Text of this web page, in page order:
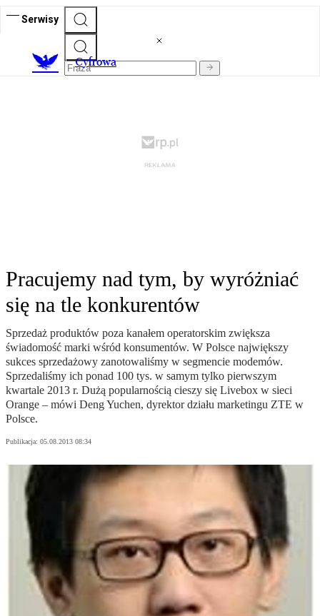
Serwisy
Cyfrowa
Pracujemy nad tym, by wyróżniać
się na tle konkurentów
Sprzedaż produktów poza kanałem operatorskim zwiększa
świadomość marki wśród konsumentów. W Polsce największy
sukces sprzedażowy zanotowaliśmy w segmencie modemów.
Sprzedaliśmy ich ponad 100 tys. w samym tylko pierwszym
kwartale 2013 r. Dużą popularnością cieszy się Livebox w sieci
Orange – mówi Deng Yuchen, dyrektor działu marketingu ZTE w
Polsce.
Publikacja: 05.08.2013 08:34